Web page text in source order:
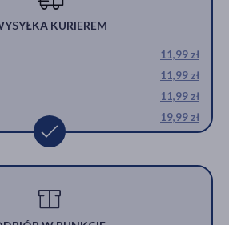
KURIEREM
11,99 zł
11,99 zł
11,99 zł
19,99 zł